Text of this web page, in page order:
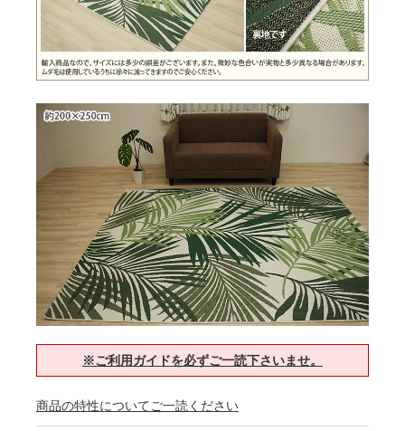
※ご利用ガイドを必ずご一読下さいませ。
商品の特性についてご一読ください